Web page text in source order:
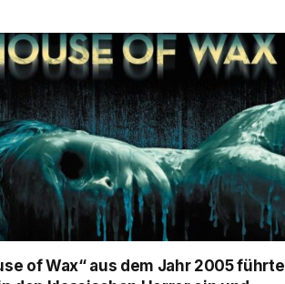
of Wax“ aus dem Jahr 2005 führte